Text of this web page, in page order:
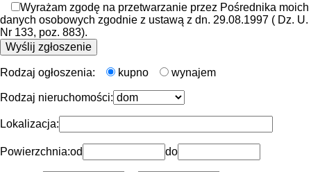
Wyrażam zgodę na przetwarzanie przez Pośrednika moich
danych osobowych zgodnie z ustawą z dn. 29.08.1997 ( Dz. U.
Nr 133, poz. 883).
Rodzaj ogłoszenia: kupno wynajem
Rodzaj nieruchomości:
Lokalizacja:
Powierzchnia:od do